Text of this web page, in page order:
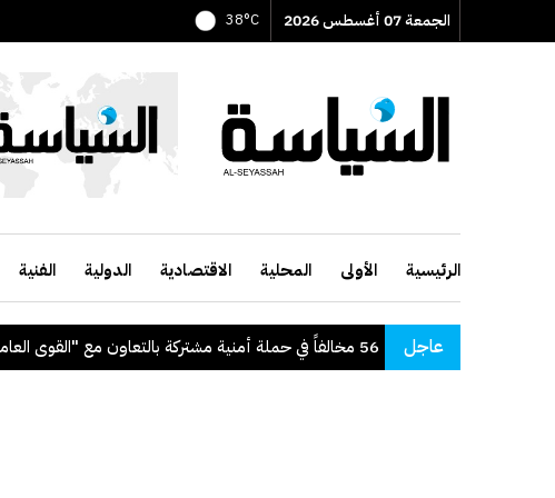
الجمعة 07 أغسطس 2026 38°C
الرئيسية الأولى المحلية الاقتصادية الدولية الفنية
عاجل .